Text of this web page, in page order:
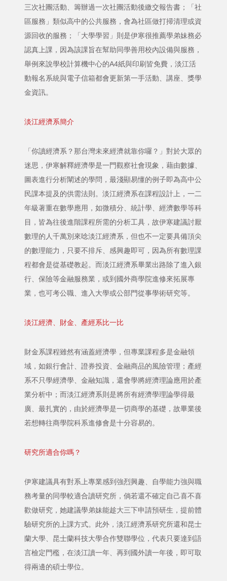
三次社團活動、籌辦過一次社團活動後繳交報告書；「社
區服務」類似高中的公共服務，會為社區做打掃清理或資
源回收的服務；「大學學習」則是伊寒很推薦學弟妹務必
認真上課，因為該課旨在幫助同學善用校內設備與服務，
舉例來說學校計算機中心的A4紙與印刷皆免費，淡江活
動報名系統與電子信箱都會更新第一手活動、講座、獎學
金資訊。
淡江經濟系簡介
「你讀經濟系？那台灣未來經濟就靠你囉？」對於大眾的
迷思，伊寒解釋經濟學是一門觀察社會現象，藉由數據、
圖表進行分析闡述的學問，最淺顯易懂的例子即為高中公
民課本提及的供需法則。淡江經濟系在課程設計上，一二
年級著重在數學應用，如微積分、統計學、經濟數學等科
目，皆為往後進階課程所需的分析工具，故伊寒建議討厭
數理的人千萬別來唸淡江經濟系，但也不一定要具備頂尖
的數理能力，只要不排斥、感興趣即可，因為所有數理課
程都會是從基礎教起。而淡江經濟系畢業出路除了進入銀
行、保險等金融服務業，或到國外商學院進修來拓展專
業，也可考公職、進入大學或公部門從事學術研究等。
淡江經濟、財金、產經系比一比
財金系課程雖然有涵蓋經濟學，但專業課程多是金融領
域，如銀行會計、證券投資、金融商品的風險管理；產經
系不只學經濟學、金融知識，還會學將經濟理論應用於產
業分析中；而淡江經濟系則是將所有經濟學理論學得最
廣、最扎實的，由於經濟學是一切商學的基礎，故畢業後
若想轉往商學院科系進修會是十分容易的。
研究所適合你嗎？
伊寒建議具有對系上專業感到強烈興趣、自學能力強與職
務考量的同學較適合讀研究所，倘若還不確定自己喜不喜
歡做研究，她建議學弟妹能趁大三下申請預研生，提前體
驗研究所的上課方式。此外，淡江經濟系研究所還和昆士
蘭大學、昆士蘭科技大學合作雙聯學位，代表只要達到語
言檢定門檻，在淡江讀一年、再到國外讀一年後，即可取
得兩邊的碩士學位。